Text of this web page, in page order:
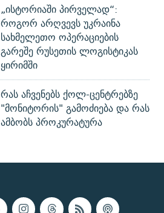
„ისტორიაში პირველად“:
როგორ არღვევს უკრაინა
სახმელეთო ოპერაციების
გარეშე რუსეთის ლოგისტიკას
ყირიმში
რას აჩვენებს ქოლ-ცენტრებზე
"მონიტორის" გამოძიება და რას
ამბობს პროკურატურა